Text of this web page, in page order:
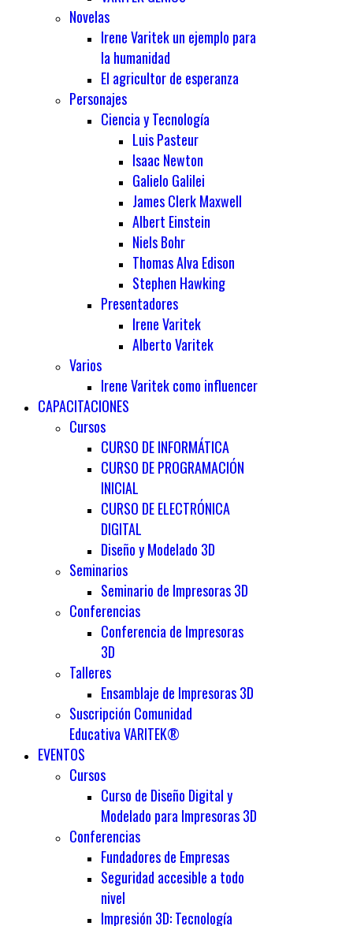
Novelas
Irene Varitek un ejemplo para
la humanidad
El agricultor de esperanza
Personajes
Ciencia y Tecnología
Luis Pasteur
Isaac Newton
Galielo Galilei
James Clerk Maxwell
Albert Einstein
Niels Bohr
Thomas Alva Edison
Stephen Hawking
Presentadores
Irene Varitek
Alberto Varitek
Varios
Irene Varitek como influencer
CAPACITACIONES
Cursos
CURSO DE INFORMÁTICA
CURSO DE PROGRAMACIÓN
INICIAL
CURSO DE ELECTRÓNICA
DIGITAL
Diseño y Modelado 3D
Seminarios
Seminario de Impresoras 3D
Conferencias
Conferencia de Impresoras
3D
Talleres
Ensamblaje de Impresoras 3D
Suscripción Comunidad
Educativa VARITEK®
EVENTOS
Cursos
Curso de Diseño Digital y
Modelado para Impresoras 3D
Conferencias
Fundadores de Empresas
Seguridad accesible a todo
nivel
Impresión 3D: Tecnología